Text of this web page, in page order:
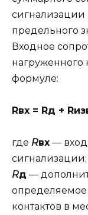
сигнализации
предельного
Входное
нагруженного
формуле:
Rвх = Rд +
где Rвх —
сигнализации;
Rд —
контактов в